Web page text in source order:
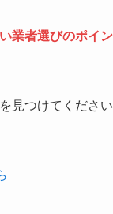
業者選びのポイ
見つけてくださ